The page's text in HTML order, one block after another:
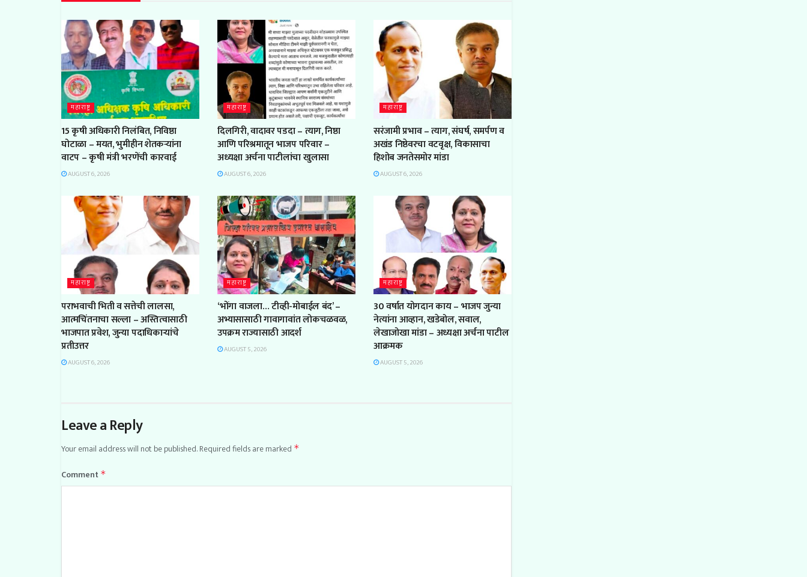
महाराष्ट्र
15 कृषी अधिकारी निलंबित, निविष्ठा
घोटाळा – मयत, भुमीहीन शेतकऱ्यांना
वाटप – कृषी मंत्री भरणेंची कारवाई
AUGUST 6, 2026
महाराष्ट्र
दिलगिरी, वादावर पडदा – त्याग, निष्ठा
आणि परिश्रमातून भाजप परिवार –
अध्यक्षा अर्चना पाटीलांचा खुलासा
AUGUST 6, 2026
महाराष्ट्र
सरंजामी प्रभाव – त्याग, संघर्ष, समर्पण व
अखंड निष्ठेवरचा वटवृक्ष, विकासाचा
हिशोब जनतेसमोर मांडा
AUGUST 6, 2026
महाराष्ट्र
पराभवाची भिती व सत्तेची लालसा,
आत्मचिंतनाचा सल्ला – अस्तित्वासाठी
भाजपात प्रवेश, जुन्या पदाधिकाऱ्यांचे
प्रतीउत्तर
AUGUST 6, 2026
महाराष्ट्र
‘भोंगा वाजला… टीव्ही-मोबाईल बंद’ –
अभ्यासासाठी गावागावांत लोकचळवळ,
उपक्रम राज्यासाठी आदर्श
AUGUST 5, 2026
महाराष्ट्र
30 वर्षात योगदान काय – भाजप जुन्या
नेत्यांना आव्हान, खडेबोल, सवाल,
लेखाजोखा मांडा – अध्यक्षा अर्चना पाटील
आक्रमक
AUGUST 5, 2026
Leave a Reply
Your email address will not be published.Required fields are marked *
Comment *